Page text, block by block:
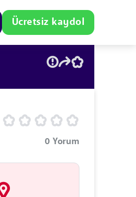
Ücretsiz kaydol
0 Yorum